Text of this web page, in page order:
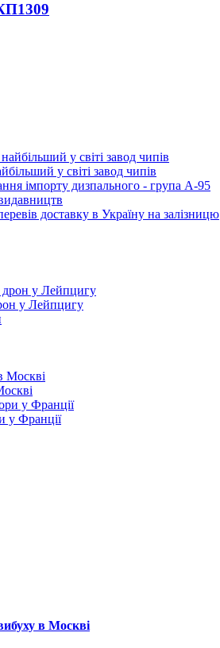
1309
у світі завод чипів
імпорту дизпального - група А-95
доставку в Україну на залізницю
у Лейпцигу
у Франції
в Москві